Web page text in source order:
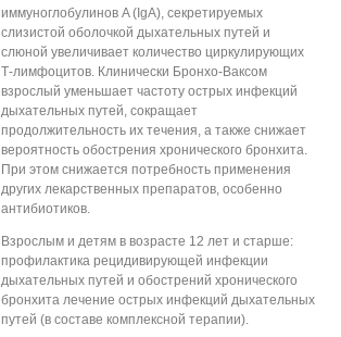
иммуноглобулинов A (IgA), секретируемых
слизистой оболочкой дыхательных путей и
слюной увеличивает количество циркулирующих
Т-лимфоцитов. Клинически Бронхо-Ваксом
взрослый уменьшает частоту острых инфекций
дыхательных путей, сокращает
продолжительность их течения, а также снижает
вероятность обострения хронического бронхита.
При этом снижается потребность применения
других лекарственных препаратов, особенно
антибиотиков.
Взрослым и детям в возрасте 12 лет и старше:
профилактика рецидивирующей инфекции
дыхательных путей и обострений хронического
бронхита лечение острых инфекций дыхательных
путей (в составе комплексной терапии).